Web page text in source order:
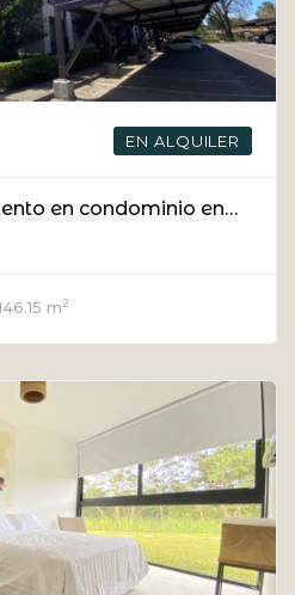
EN ALQUILER
Alquiler de apartamento en condominio en Santa Ana
m2